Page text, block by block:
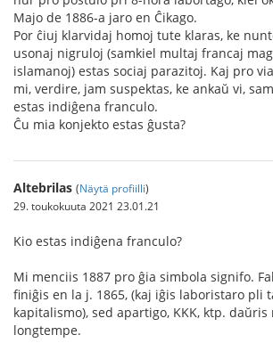
Majo de 1886-a jaro en Ĉikago.
Por ĉiuj klarvidaj homoj tute klaras, ke
usonaj nigruloj (samkiel multaj francaj
islamanoj) estas sociaj parazitoj. Kaj pro
mi, verdire, jam suspektas, ke ankaŭ vi,
estas indiĝena franculo.
Ĉu mia konjekto estas ĝusta?
Altebrilas (Näytä profiilli)
29. toukokuuta 2021 23.01.21
Kio estas indiĝena franculo?
Mi menciis 1887 pro ĝia simbola signifo.
finiĝis en la j. 1865, (kaj iĝis laboristaro pli
kapitalismo), sed apartigo, KKK, ktp.
longtempe.